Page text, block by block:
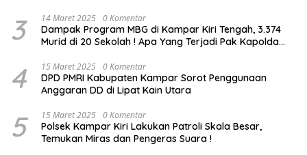
3 14 Maret 2025 0 Komentar
Dampak Program MBG di Kampar Kiri Tengah, 3.374
Murid di 20 Sekolah ! Apa Yang Terjadi Pak Kapolda
4 15 Maret 2025 0 Komentar
DPD PMRI Kabupaten Kampar Sorot Penggunaan
Anggaran DD di Lipat Kain Utara
5 15 Maret 2025 0 Komentar
Polsek Kampar Kiri Lakukan Patroli Skala Besar,
Temukan Miras dan Pengeras Suara !